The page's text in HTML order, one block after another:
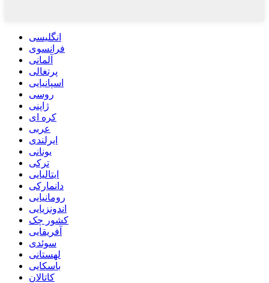
انگلیسی
فرانسوی
آلمانی
پرتغالی
اسپانیایی
روسی
ژاپنی
کره ای
عربی
ایرلندی
یونانی
ترکی
ایتالیایی
دانمارکی
رومانیایی
اندونزیایی
کشور چک
آفریقایی
سوئدی
لهستانی
باسکایی
کاتالان